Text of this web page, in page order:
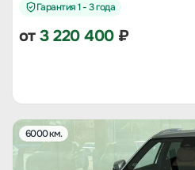
Гарантия 1 - 3 года
от3 220 400₽
6000 км.